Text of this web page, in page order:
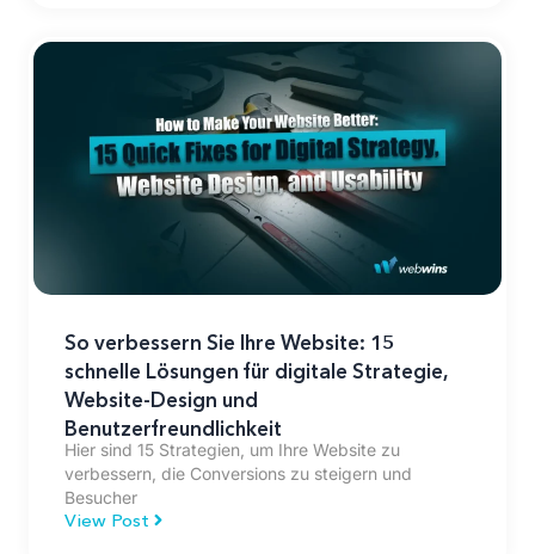
So verbessern Sie Ihre Website: 15
schnelle Lösungen für digitale Strategie,
Website-Design und
Benutzerfreundlichkeit
Hier sind 15 Strategien, um Ihre Website zu
verbessern, die Conversions zu steigern und
Besucher
View Post